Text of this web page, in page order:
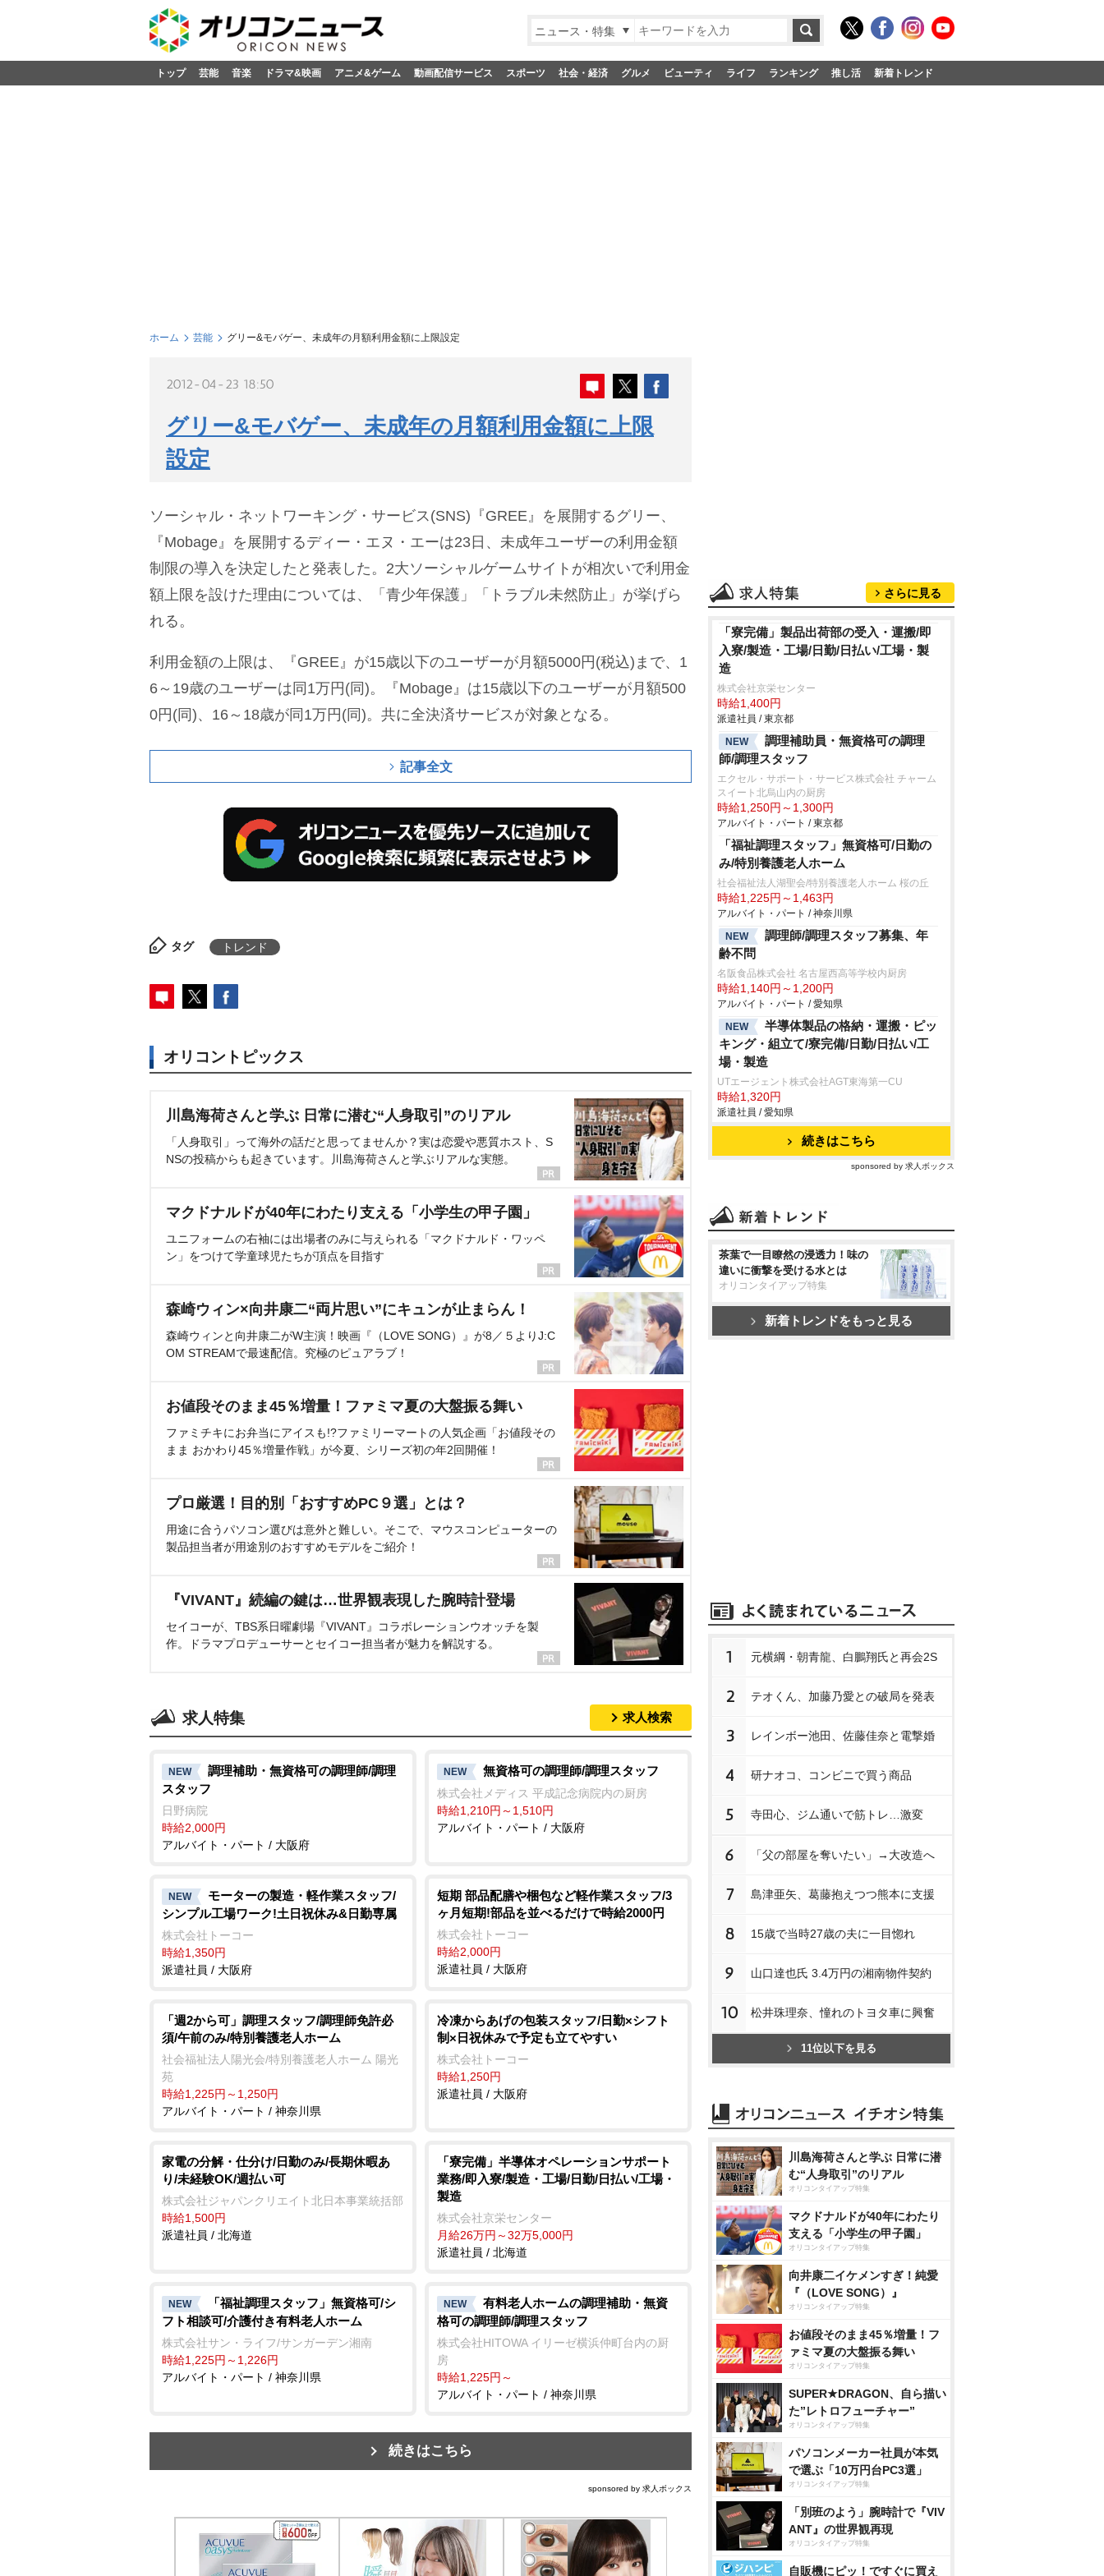
ニュース・特集
トップ 芸能 音楽 ドラマ&映画 アニメ&ゲーム 動画配信サービス スポーツ 社会・経済 グルメ ビューティ ライフ ランキング 推し活 新着トレンド
ホーム 芸能 グリー&モバゲー、未成年の月額利用金額に上限設定
2012-04-23 18:50
グリー&モバゲー、未成年の月額利用金額に上限
設定
ソーシャル・ネットワーキング・サービス(SNS)『GREE』を展開するグリー、
『Mobage』を展開するディー・エヌ・エーは23日、未成年ユーザーの利用金額
制限の導入を決定したと発表した。2大ソーシャルゲームサイトが相次いで利用金
額上限を設けた理由については、「青少年保護」「トラブル未然防止」が挙げら
れる。
利用金額の上限は、『GREE』が15歳以下のユーザーが月額5000円(税込)まで、1
6～19歳のユーザーは同1万円(同)。『Mobage』は15歳以下のユーザーが月額500
0円(同)、16～18歳が同1万円(同)。共に全決済サービスが対象となる。
記事全文
タグ トレンド
オリコントピックス
川島海荷さんと学ぶ 日常に潜む“人身取引”のリアル
「人身取引」って海外の話だと思ってませんか？実は恋愛や悪質ホスト、S
NSの投稿からも起きています。川島海荷さんと学ぶリアルな実態。
マクドナルドが40年にわたり支える「小学生の甲子園」
ユニフォームの右袖には出場者のみに与えられる「マクドナルド・ワッペ
ン」をつけて学童球児たちが頂点を目指す
森崎ウィン×向井康二“両片思い”にキュンが止まらん！
森崎ウィンと向井康二がW主演！映画『（LOVE SONG）』が8／５よりJ:C
OM STREAMで最速配信。究極のピュアラブ！
お値段そのまま45％増量！ファミマ夏の大盤振る舞い
ファミチキにお弁当にアイスも!?ファミリーマートの人気企画「お値段その
まま おかわり45％増量作戦」が今夏、シリーズ初の年2回開催！
プロ厳選！目的別「おすすめPC９選」とは？
用途に合うパソコン選びは意外と難しい。そこで、マウスコンピューターの
製品担当者が用途別のおすすめモデルをご紹介！
『VIVANT』続編の鍵は…世界観表現した腕時計登場
セイコーが、TBS系日曜劇場『VIVANT』コラボレーションウオッチを製
作。ドラマプロデューサーとセイコー担当者が魅力を解説する。
求人特集 求人検索
NEW
調理補助・無資格可の調理師/調理
スタッフ
日野病院
時給2,000円
アルバイト・パート / 大阪府
NEW 無資格可の調理師/調理スタッフ
株式会社メディス 平成記念病院内の厨房
時給1,210円～1,510円
アルバイト・パート / 大阪府
NEW
モーターの製造・軽作業スタッフ/
シンプル工場ワーク!土日祝休み&日勤専属
株式会社トーコー
時給1,350円
派遣社員 / 大阪府
短期 部品配膳や梱包など軽作業スタッフ/3
ヶ月短期!部品を並べるだけで時給2000円
株式会社トーコー
時給2,000円
派遣社員 / 大阪府
「週2から可」調理スタッフ/調理師免許必
須/午前のみ/特別養護老人ホーム
社会福祉法人陽光会/特別養護老人ホーム 陽光
苑
時給1,225円～1,250円
アルバイト・パート / 神奈川県
冷凍からあげの包装スタッフ/日勤×シフト
制×日祝休みで予定も立てやすい
株式会社トーコー
時給1,250円
派遣社員 / 大阪府
家電の分解・仕分け/日勤のみ/長期休暇あ
り/未経験OK/週払い可
株式会社ジャパンクリエイト北日本事業統括部
時給1,500円
派遣社員 / 北海道
「寮完備」半導体オペレーションサポート
業務/即入寮/製造・工場/日勤/日払い/工場・
製造
株式会社京栄センター
月給26万円～32万5,000円
派遣社員 / 北海道
NEW
「福祉調理スタッフ」無資格可/シ
フト相談可/介護付き有料老人ホーム
株式会社サン・ライフ/サンガーデン湘南
時給1,225円～1,226円
アルバイト・パート / 神奈川県
NEW
有料老人ホームの調理補助・無資
格可の調理師/調理スタッフ
株式会社HITOWA イリーゼ横浜仲町台内の厨
房
時給1,225円～
アルバイト・パート / 神奈川県
続きはこちら
sponsored by 求人ボックス
さらに見る
「寮完備」製品出荷部の受入・運搬/即
入寮/製造・工場/日勤/日払い/工場・製
造
株式会社京栄センター
時給1,400円
派遣社員 / 東京都
NEW
調理補助員・無資格可の調理
師/調理スタッフ
エクセル・サポート・サービス株式会社 チャーム
スイート北烏山内の厨房
時給1,250円～1,300円
アルバイト・パート / 東京都
「福祉調理スタッフ」無資格可/日勤の
み/特別養護老人ホーム
社会福祉法人湖聖会/特別養護老人ホーム 桜の丘
時給1,225円～1,463円
アルバイト・パート / 神奈川県
NEW
調理師/調理スタッフ募集、年
齢不問
名阪食品株式会社 名古屋西高等学校内厨房
時給1,140円～1,200円
アルバイト・パート / 愛知県
NEW
半導体製品の格納・運搬・ピッ
キング・組立て/寮完備/日勤/日払い/工
場・製造
UTエージェント株式会社AGT東海第一CU
時給1,320円
派遣社員 / 愛知県
続きはこちら
sponsored by 求人ボックス
茶葉で一目瞭然の浸透力！味の
違いに衝撃を受ける水とは
オリコンタイアップ特集
新着トレンドをもっと見る
1 元横綱・朝青龍、白鵬翔氏と再会2S
2 テオくん、加藤乃愛との破局を発表
3 レインボー池田、佐藤佳奈と電撃婚
4 研ナオコ、コンビニで買う商品
5 寺田心、ジム通いで筋トレ…激変
6 「父の部屋を奪いたい」→大改造へ
7 島津亜矢、葛藤抱えつつ熊本に支援
8 15歳で当時27歳の夫に一目惚れ
9 山口達也氏 3.4万円の湘南物件契約
10 松井珠理奈、憧れのトヨタ車に興奮
11位以下を見る
川島海荷さんと学ぶ 日常に潜
む“人身取引”のリアル
オリコンタイアップ特集
マクドナルドが40年にわたり
支える「小学生の甲子園」
オリコンタイアップ特集
向井康二イケメンすぎ！純愛
『（LOVE SONG）』
オリコンタイアップ特集
お値段そのまま45％増量！フ
ァミマ夏の大盤振る舞い
オリコンタイアップ特集
SUPER★DRAGON、自ら描い
た”レトロフューチャー”
オリコンタイアップ特集
パソコンメーカー社員が本気
で選ぶ「10万円台PC3選」
オリコンタイアップ特集
「別班のよう」腕時計で『VIV
ANT』の世界観再現
オリコンタイアップ特集
自販機にピッ！ですぐに買え